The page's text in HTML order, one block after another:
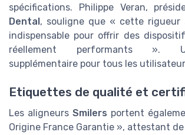
spécifications. Philippe Veran,
Dental, souligne que « cette rigueur
indispensable pour offrir des
réellement performants ».
supplémentaire pour tous les
Etiquettes de qualité et
Les aligneurs Smilers portent
Origine France Garantie », attestant